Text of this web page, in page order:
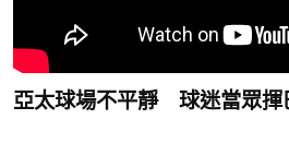
亞太球場不平靜 球迷當眾揮